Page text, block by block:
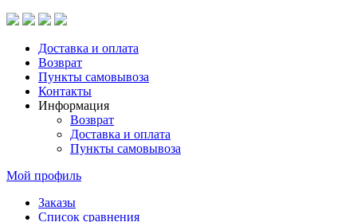
Доставка и оплата
Возврат
Пункты самовывоза
Контакты
Информация
Возврат
Доставка и оплата
Пункты самовывоза
Мой профиль
Заказы
Список сравнения